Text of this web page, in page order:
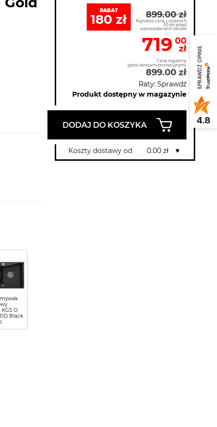
O
Black
RABAT
180 zł 899.00 zł
Najniższa cena z ostatnich
30 dni przed
wprowadzeniem obniżki
719 00
zł
Cena regularna
(poza okresami promocyjnymi)
899.00 zł
Raty: Sprawdź
Produkt dostępny w magazynie
DODAJ DO KOSZYKA
Koszty dostawy od 0.00 zł
SPRAWDŹ OPINIE
4.8